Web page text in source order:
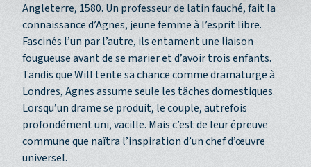
Angleterre, 1580. Un professeur de latin fauché, fait la
connaissance d’Agnes, jeune femme à l’esprit libre.
Fascinés l’un par l’autre, ils entament une liaison
fougueuse avant de se marier et d’avoir trois enfants.
Tandis que Will tente sa chance comme dramaturge à
Londres, Agnes assume seule les tâches domestiques.
Lorsqu’un drame se produit, le couple, autrefois
profondément uni, vacille. Mais c’est de leur épreuve
commune que naîtra l’inspiration d’un chef d’œuvre
universel.